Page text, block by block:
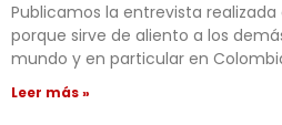
Publicamos la entrevista realizada
porque sirve de aliento a los
mundo y en particular en
Leer más »